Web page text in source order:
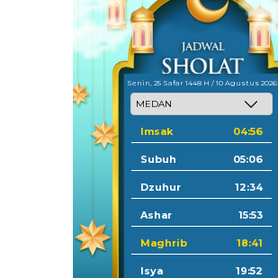
Senin, 25 Safar 1448 H / 10 Agustus 2026
Imsak 04:56
Subuh 05:06
Dzuhur 12:34
Ashar 15:53
Maghrib 18:41
Isya 19:52